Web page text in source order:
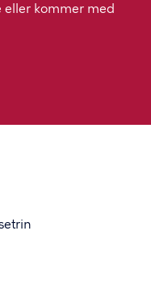
eller kommer med